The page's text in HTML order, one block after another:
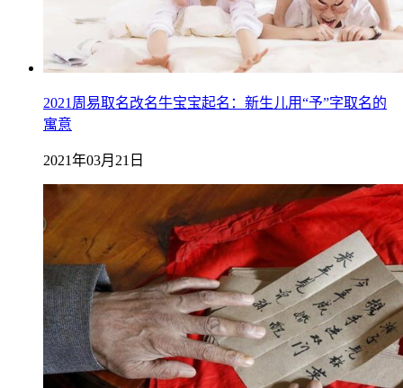
2021周易取名改名牛宝宝起名：新生儿用“予”字取名的
寓意
2021年03月21日